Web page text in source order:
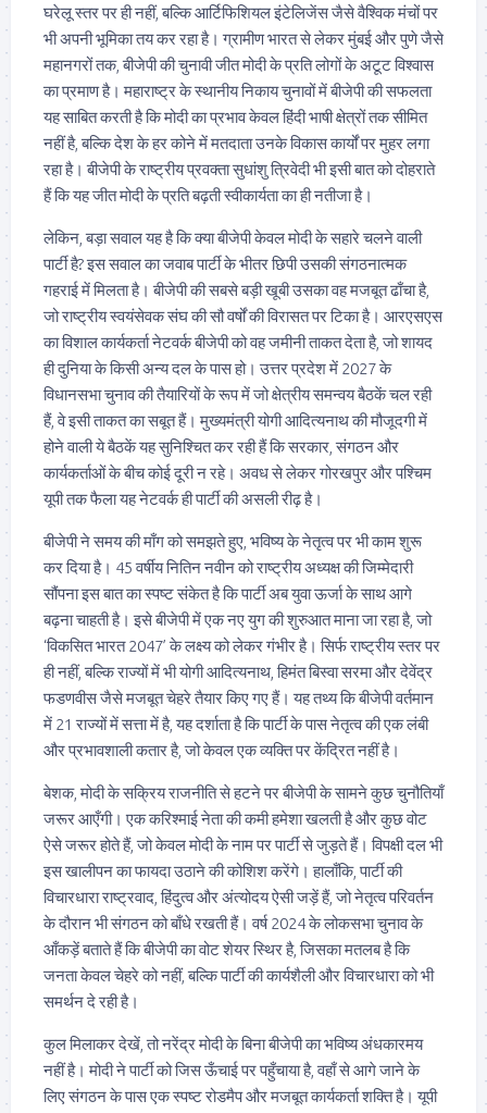
घरेलू स्तर पर ही नहीं, बल्कि आर्टिफिशियल इंटेलिजेंस जैसे वैश्विक मंचों पर
भी अपनी भूमिका तय कर रहा है। ग्रामीण भारत से लेकर मुंबई और पुणे जैसे
महानगरों तक, बीजेपी की चुनावी जीत मोदी के प्रति लोगों के अटूट विश्वास
का प्रमाण है। महाराष्ट्र के स्थानीय निकाय चुनावों में बीजेपी की सफलता
यह साबित करती है कि मोदी का प्रभाव केवल हिंदी भाषी क्षेत्रों तक सीमित
नहीं है, बल्कि देश के हर कोने में मतदाता उनके विकास कार्यों पर मुहर लगा
रहा है। बीजेपी के राष्ट्रीय प्रवक्ता सुधांशु त्रिवेदी भी इसी बात को दोहराते
हैं कि यह जीत मोदी के प्रति बढ़ती स्वीकार्यता का ही नतीजा है।
लेकिन, बड़ा सवाल यह है कि क्या बीजेपी केवल मोदी के सहारे चलने वाली
पार्टी है? इस सवाल का जवाब पार्टी के भीतर छिपी उसकी संगठनात्मक
गहराई में मिलता है। बीजेपी की सबसे बड़ी खूबी उसका वह मजबूत ढाँचा है,
जो राष्ट्रीय स्वयंसेवक संघ की सौ वर्षों की विरासत पर टिका है। आरएसएस
का विशाल कार्यकर्ता नेटवर्क बीजेपी को वह जमीनी ताकत देता है, जो शायद
ही दुनिया के किसी अन्य दल के पास हो। उत्तर प्रदेश में 2027 के
विधानसभा चुनाव की तैयारियों के रूप में जो क्षेत्रीय समन्वय बैठकें चल रही
हैं, वे इसी ताकत का सबूत हैं। मुख्यमंत्री योगी आदित्यनाथ की मौजूदगी में
होने वाली ये बैठकें यह सुनिश्चित कर रही हैं कि सरकार, संगठन और
कार्यकर्ताओं के बीच कोई दूरी न रहे। अवध से लेकर गोरखपुर और पश्चिम
यूपी तक फैला यह नेटवर्क ही पार्टी की असली रीढ़ है।
बीजेपी ने समय की माँग को समझते हुए, भविष्य के नेतृत्व पर भी काम शुरू
कर दिया है। 45 वर्षीय नितिन नवीन को राष्ट्रीय अध्यक्ष की जिम्मेदारी
सौंपना इस बात का स्पष्ट संकेत है कि पार्टी अब युवा ऊर्जा के साथ आगे
बढ़ना चाहती है। इसे बीजेपी में एक नए युग की शुरुआत माना जा रहा है, जो
‘विकसित भारत 2047’ के लक्ष्य को लेकर गंभीर है। सिर्फ राष्ट्रीय स्तर पर
ही नहीं, बल्कि राज्यों में भी योगी आदित्यनाथ, हिमंत बिस्वा सरमा और देवेंद्र
फडणवीस जैसे मजबूत चेहरे तैयार किए गए हैं। यह तथ्य कि बीजेपी वर्तमान
में 21 राज्यों में सत्ता में है, यह दर्शाता है कि पार्टी के पास नेतृत्व की एक लंबी
और प्रभावशाली कतार है, जो केवल एक व्यक्ति पर केंद्रित नहीं है।
बेशक, मोदी के सक्रिय राजनीति से हटने पर बीजेपी के सामने कुछ चुनौतियाँ
जरूर आएँगी। एक करिश्माई नेता की कमी हमेशा खलती है और कुछ वोट
ऐसे जरूर होते हैं, जो केवल मोदी के नाम पर पार्टी से जुड़ते हैं। विपक्षी दल भी
इस खालीपन का फायदा उठाने की कोशिश करेंगे। हालाँकि, पार्टी की
विचारधारा राष्ट्रवाद, हिंदुत्व और अंत्योदय ऐसी जड़ें हैं, जो नेतृत्व परिवर्तन
के दौरान भी संगठन को बाँधे रखती हैं। वर्ष 2024 के लोकसभा चुनाव के
आँकड़ें बताते हैं कि बीजेपी का वोट शेयर स्थिर है, जिसका मतलब है कि
जनता केवल चेहरे को नहीं, बल्कि पार्टी की कार्यशैली और विचारधारा को भी
समर्थन दे रही है।
कुल मिलाकर देखें, तो नरेंद्र मोदी के बिना बीजेपी का भविष्य अंधकारमय
नहीं है। मोदी ने पार्टी को जिस ऊँचाई पर पहुँचाया है, वहाँ से आगे जाने के
लिए संगठन के पास एक स्पष्ट रोडमैप और मजबूत कार्यकर्ता शक्ति है। यूपी